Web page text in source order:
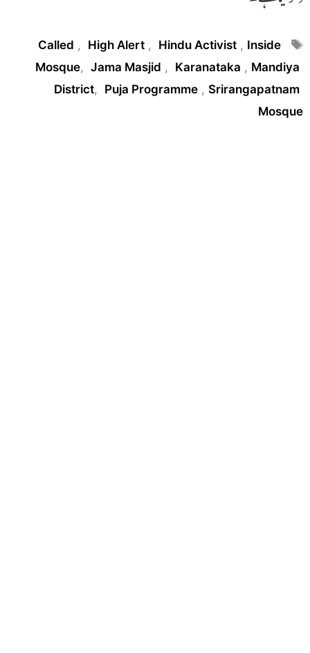
Tags
Called , High Alert , Hindu Activist , Inside
Mosque, Jama Masjid , Karanataka , Mandiya
District, Puja Programme , Srirangapatnam
Mosque